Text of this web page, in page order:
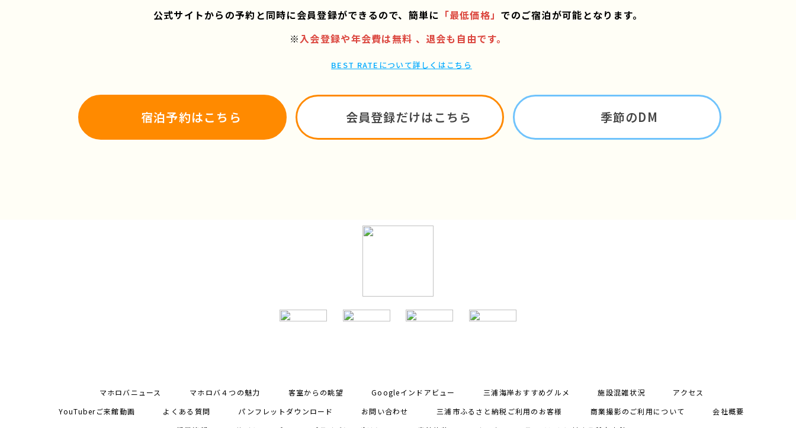
公式サイトからの予約と同時に会員登録ができるので、 簡単に 「最低価格」 でのご宿泊が可能となります。
※入会登録や年会費は無料 、退会も自由です。
BEST RATEについて詳しくはこちら
宿泊予約はこちら 会員登録だけはこちら 季節のDM
マホロバニュース マホロバ４つの魅力 客室からの眺望 Googleインドアビュー 三浦海岸おすすめグルメ 施設混雑状況
アクセス
YouTuberご来館動画
よくある質問 パンフレットダウンロード お問い合わせ 三浦市ふるさと納税ご利用のお客様 商業撮影のご利用について
会社概要